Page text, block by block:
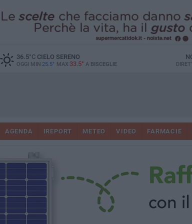
36.5°CCIELO SERENO
OGGI MIN 25.5° MAX 33.5° A BISCEGLIE
AGENDA IREPORT METEO VIDEO FARMACIE